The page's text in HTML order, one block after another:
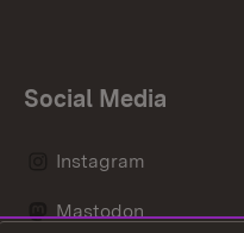
Social Media
Instagram
Mastodon